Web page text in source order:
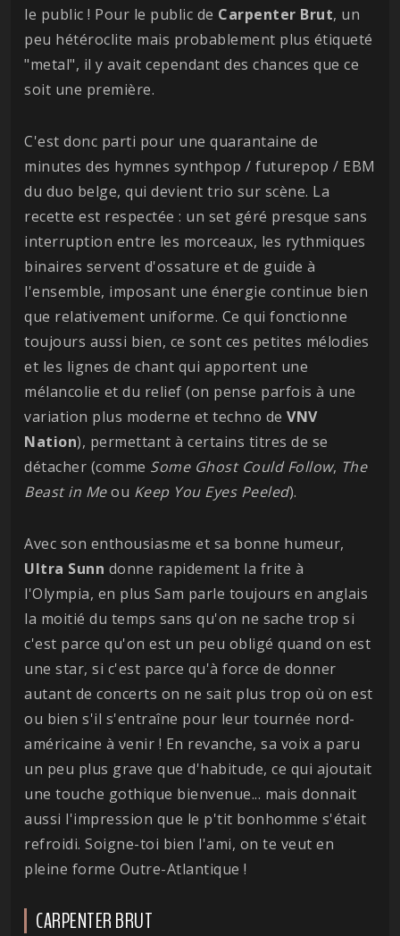
le public ! Pour le public de Carpenter Brut, un
peu hétéroclite mais probablement plus étiqueté
"metal", il y avait cependant des chances que ce
soit une première.
C'est donc parti pour une quarantaine de
minutes des hymnes synthpop / futurepop / EBM
du duo belge, qui devient trio sur scène. La
recette est respectée : un set géré presque sans
interruption entre les morceaux, les rythmiques
binaires servent d'ossature et de guide à
l'ensemble, imposant une énergie continue bien
que relativement uniforme. Ce qui fonctionne
toujours aussi bien, ce sont ces petites mélodies
et les lignes de chant qui apportent une
mélancolie et du relief (on pense parfois à une
variation plus moderne et techno de VNV
Nation), permettant à certains titres de se
détacher (comme Some Ghost Could Follow, The
Beast in Meou Keep You Eyes Peeled).
Avec son enthousiasme et sa bonne humeur,
Ultra Sunn donne rapidement la frite à
l'Olympia, en plus Sam parle toujours en anglais
la moitié du temps sans qu'on ne sache trop si
c'est parce qu'on est un peu obligé quand on est
une star, si c'est parce qu'à force de donner
autant de concerts on ne sait plus trop où on est
ou bien s'il s'entraîne pour leur tournée nord-
américaine à venir ! En revanche, sa voix a paru
un peu plus grave que d'habitude, ce qui ajoutait
une touche gothique bienvenue... mais donnait
aussi l'impression que le p'tit bonhomme s'était
refroidi. Soigne-toi bien l'ami, on te veut en
pleine forme Outre-Atlantique !
CARPENTER BRUT